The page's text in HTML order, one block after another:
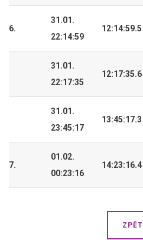
6.
31.01.
22:14:59
12:14:59.5
31.01.
22:17:35
12:17:35.6
31.01.
23:45:17
13:45:17.3
7.
01.02.
00:23:16
14:23:16.4
ZPĚT